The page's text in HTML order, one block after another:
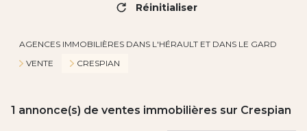
Réinitialiser
AGENCES IMMOBILIÈRES DANS L'HÉRAULT ET DANS LE GARD
VENTE
CRESPIAN
1 annonce(s) de ventes immobilières sur Crespian